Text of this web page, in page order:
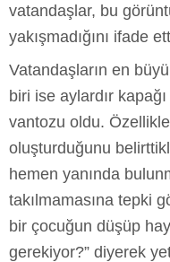
vatandaşlar, bu
yakışmadığını ifade
Vatandaşların en
biri ise aylardır kapağı
vantozu oldu.
oluşturduğunu
hemen yanında
takılmamasına tepki
bir çocuğun düşüp
gerekiyor?” diyerek